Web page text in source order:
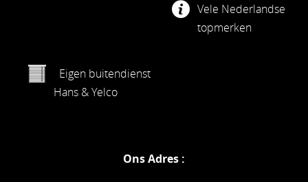
Vele Nederlandse
topmerken
Eigen buitendienst
Hans & Yelco
Ons Adres :